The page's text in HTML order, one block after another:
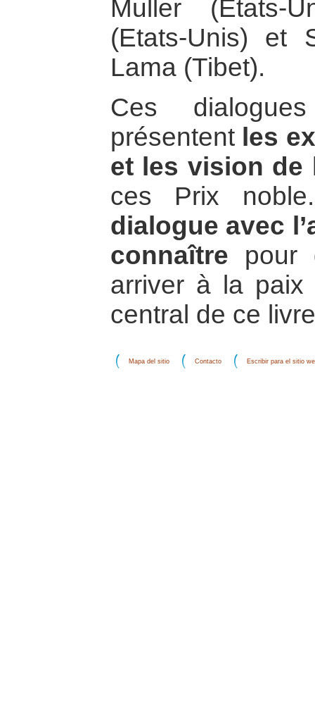
Muller (Etats-
(Etats-Unis) et
Lama (Tibet).
Ces
présentent les
et les vision de
ces Prix
dialogue avec
connaître pour
arriver à la paix
central de ce
Mapa del sitio Contacto Escribir para el sitio